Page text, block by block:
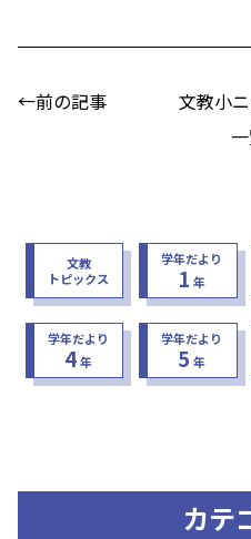
←前の記事
文教小
文教
トピックス
学年だより
1 年
学年だより
4年
学年だより
5 年
カテ